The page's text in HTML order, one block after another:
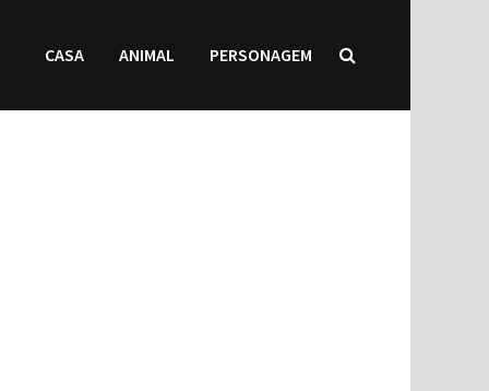
CASA ANIMAL PERSONAGEM